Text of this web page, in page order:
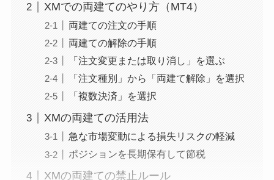
XMでの両建てのやり方（MT4）
両建ての注文の手順
両建ての解除の手順
「注文変更または取り消し」を選ぶ
「注文種別」から「両建て解除」を選択
「複数決済」を選択
XMの両建ての活用法
急な市場変動による損失リスクの軽減
ポジションを長期保有して節税
XMの両建ての禁止ルール